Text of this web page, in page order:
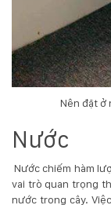
132
-
168
Công
-
Hòa
Quý
-
Nên đặt ở
Nước
Nước chiếm hàm
vai trò quan trọng
nước trong cây.